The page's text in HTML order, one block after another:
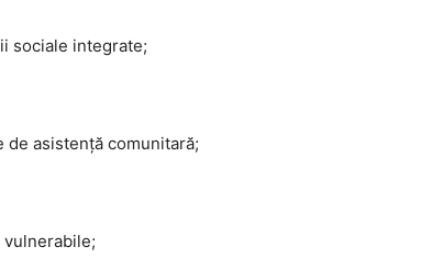
sociale integrate;
asistență comunitară;